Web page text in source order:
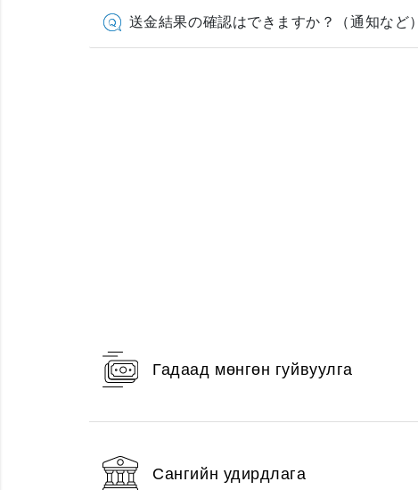
送金結果の確認はできますか？（通知など）
Гадаад мөнгөн гуйвуулга
Сангийн удирдлага